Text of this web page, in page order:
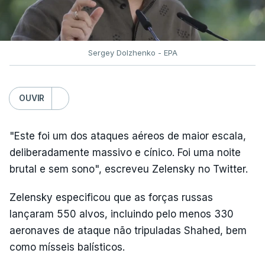
Sergey Dolzhenko - EPA
OUVIR
"Este foi um dos ataques aéreos de maior escala,
deliberadamente massivo e cínico. Foi uma noite
brutal e sem sono", escreveu Zelensky no Twitter.
Zelensky especificou que as forças russas
lançaram 550 alvos, incluindo pelo menos 330
aeronaves de ataque não tripuladas Shahed, bem
como mísseis balísticos.